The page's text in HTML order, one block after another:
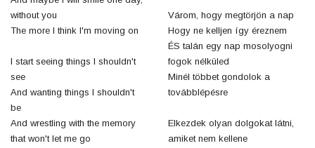
without you
The more I think I'm moving on
I start seeing things I shouldn't
see
And wanting things I shouldn't
be
And wrestling with the memory
that won't let me go
Várom, hogy megtörjön a nap
Hogy ne kelljen így éreznem
ÉS talán egy nap mosolyogni
fogok nélküled
Minél többet gondolok a
továbblépésre
Elkezdek olyan dolgokat látni,
amiket nem kellene